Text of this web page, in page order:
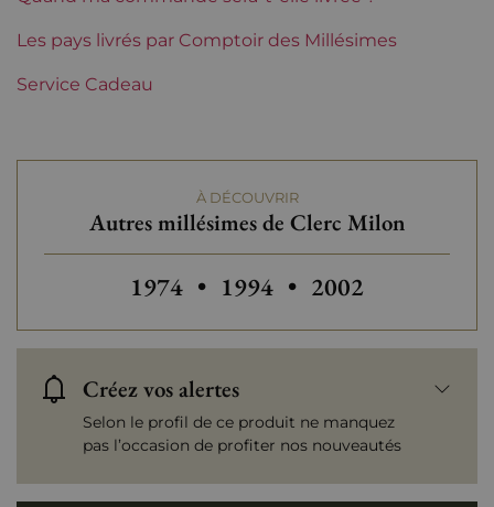
Maturité Vins à maturité
Châteaux de Bordeaux
Les pays livrés par Comptoir des Millésimes
Service Cadeau
À DÉCOUVRIR
Autres millésimes de Clerc Milon
Autres millésimes de Clerc Milon
1974 • Autres millésimes de
1994 • Autres
2002
Créez vos alertes
Selon le profil de ce produit ne manquez
pas l’occasion de profiter nos nouveautés